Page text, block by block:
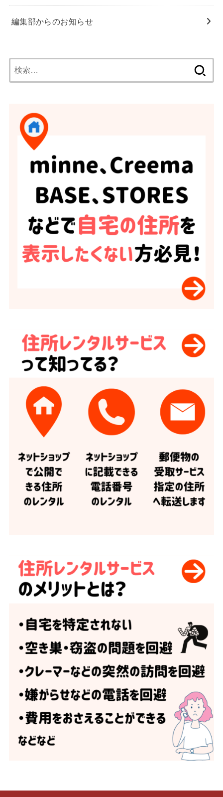
編集部からのお知らせ
索: